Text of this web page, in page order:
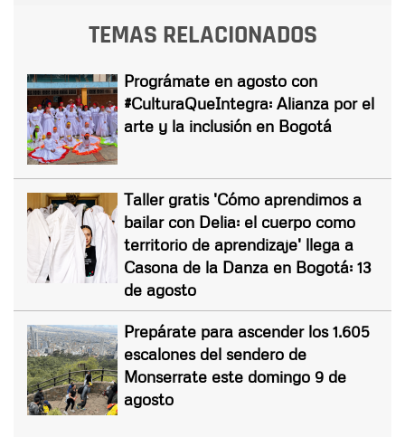
TEMAS RELACIONADOS
Prográmate en agosto con
#CulturaQueIntegra: Alianza por el
arte y la inclusión en Bogotá
Taller gratis 'Cómo aprendimos a
bailar con Delia: el cuerpo como
territorio de aprendizaje' llega a
Casona de la Danza en Bogotá: 13
de agosto
Prepárate para ascender los 1.605
escalones del sendero de
Monserrate este domingo 9 de
agosto